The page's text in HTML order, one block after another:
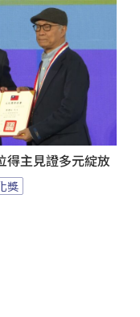
得主見證多元綻放
獎